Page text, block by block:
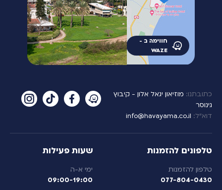
חווימה ב -
WAZE
כתובתנו: מוזיאון יגאל אלון - קיבוץ
גינוסר
דוא”ל: info@havayama.co.il
טלפונים להזמנות
טלפון להזמנות
077-804-0430
שעות פעילות
ימי א-ה
09:00-19:00